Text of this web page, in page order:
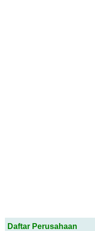
Daftar Perusahaan